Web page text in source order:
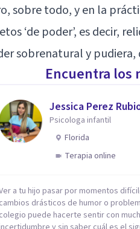
sobre todo, y en la
‘de poder’, es decir,
sobrenatural y
Encuentra los
Jessica Perez
Psicologa infantil
Florida
Terapia online
a tu hijo pasar por momentos
cambios drásticos de humor o
colegio puede hacerte sentir con